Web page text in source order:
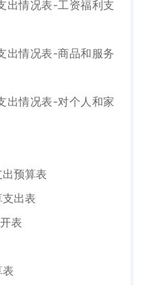
情况表-工资福利支
情况表-商品和服务
情况表-对个人和家
预算表
出表
表